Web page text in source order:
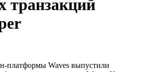
транзакций
платформы Waves выпустили